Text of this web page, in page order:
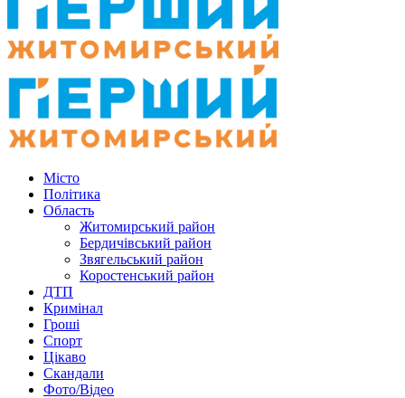
Місто
Політика
Область
Житомирський район
Бердичівський район
Звягельський район
Коростенський район
ДТП
Кримінал
Гроші
Спорт
Цікаво
Скандали
Фото/Відео